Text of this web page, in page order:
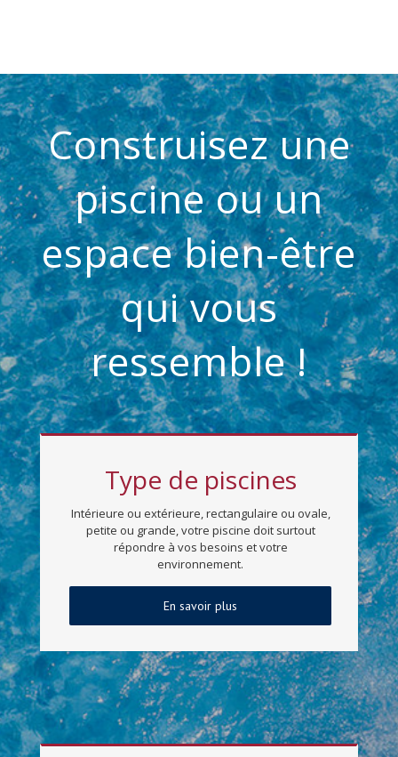
Construisez une
piscine ou un
espace bien-être
qui vous
ressemble !
Intérieure ou extérieure, rectangulaire ou ovale,
petite ou grande, votre piscine doit surtout
répondre à vos besoins et votre
environnement.
En savoir plus